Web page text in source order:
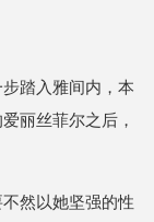
踏入雅间内，本
丽丝菲尔之后，
然以她坚强的性